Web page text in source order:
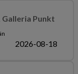
Punkt
2026-08-18